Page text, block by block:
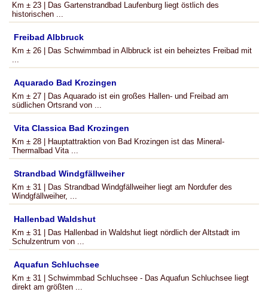
Km ± 23 | Das Gartenstrandbad Laufenburg liegt östlich des
historischen ...
Freibad Albbruck
Km ± 26 | Das Schwimmbad in Albbruck ist ein beheiztes Freibad mit
...
Aquarado Bad Krozingen
Km ± 27 | Das Aquarado ist ein großes Hallen- und Freibad am
südlichen Ortsrand von ...
Vita Classica Bad Krozingen
Km ± 28 | Hauptattraktion von Bad Krozingen ist das Mineral-
Thermalbad Vita ...
Strandbad Windgfällweiher
Km ± 31 | Das Strandbad Windgfällweiher liegt am Nordufer des
Windgfällweiher, ...
Hallenbad Waldshut
Km ± 31 | Das Hallenbad in Waldshut liegt nördlich der Altstadt im
Schulzentrum von ...
Aquafun Schluchsee
Km ± 31 | Schwimmbad Schluchsee - Das Aquafun Schluchsee liegt
direkt am größten ...